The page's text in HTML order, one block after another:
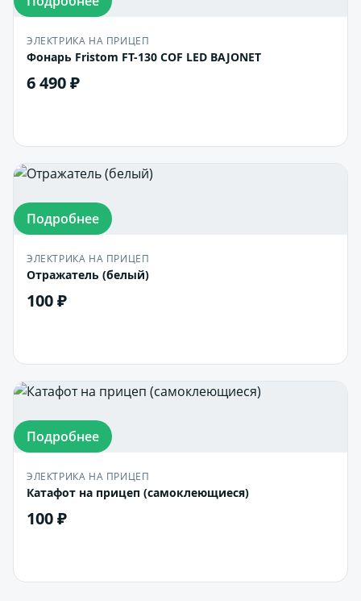
ЭЛЕКТРИКА НА ПРИЦЕП
Фонарь Fristom FT-130 COF LED BAJONET
6 490 ₽
Подробнее
ЭЛЕКТРИКА НА ПРИЦЕП
Отражатель (белый)
100 ₽
Подробнее
ЭЛЕКТРИКА НА ПРИЦЕП
Катафот на прицеп (самоклеющиеся)
100 ₽